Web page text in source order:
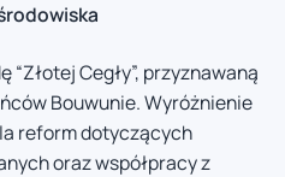
“Złotej Cegły”, przyznawaną
Bouwunie. Wyróżnienie
reform dotyczących
oraz współpracy z